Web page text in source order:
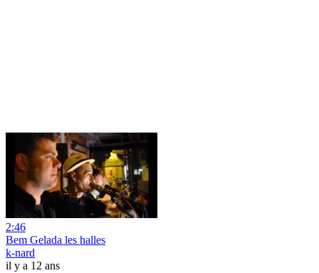
2:46
Bem Gelada les halles
k-nard
il y a 12 ans